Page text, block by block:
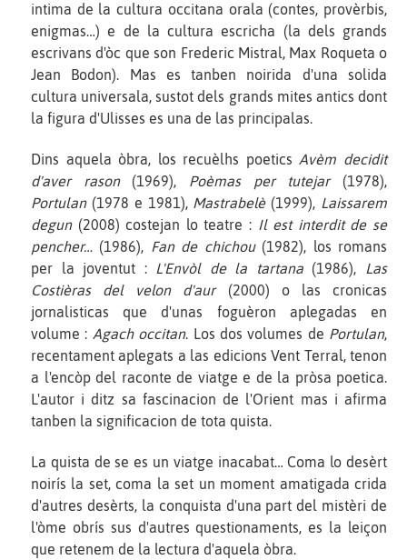
intima de la cultura occitana orala (contes, provèrbis,
enigmas…) e de la cultura escricha (la dels grands
escrivans d'òc que son Frederic Mistral, Max Roqueta o
Jean Bodon). Mas es tanben noirida d'una solida
cultura universala, sustot dels grands mites antics dont
la figura d'Ulisses es una de las principalas.
Dins aquela òbra, los recuèlhs poetics Avèm decidit
d'aver rason(1969), Poèmas per tutejar(1978),
Portulan(1978 e 1981), Mastrabelè(1999), Laissarem
degun(2008) costejan lo teatre : Il est interdit de se
pencher… (1986), Fan de chichou(1982), los romans
per la joventut :L'Envòl de la tartana(1986),
Las
Costièras del velon d'aur(2000) o las cronicas
jornalisticas que d'unas foguèron aplegadas en
volume : Agach occitan. Los dos volumes de Portulan,
recentament aplegats a las edicions Vent Terral, tenon
a l'encòp del raconte de viatge e de la pròsa poetica.
L'autor i ditz sa fascinacion de l'Orient mas i afirma
tanben la significacion de tota quista.
La quista de se es un viatge inacabat… Coma lo desèrt
noirís la set, coma la set un moment amatigada crida
d'autres desèrts, la conquista d'una part del mistèri de
l'òme obrís sus d'autres questionaments, es la leiçon
que retenem de la lectura d'aquela òbra.